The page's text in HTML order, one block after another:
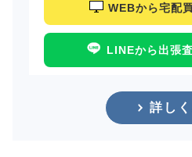
WEBから宅配
LINEから出張
詳し